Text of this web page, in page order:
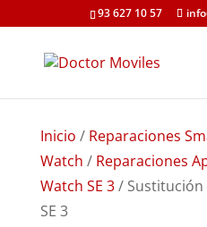
93 627 10 57
Inicio / Reparaciones
Watch / Reparaciones
Watch SE 3/ Sustitución
SE 3